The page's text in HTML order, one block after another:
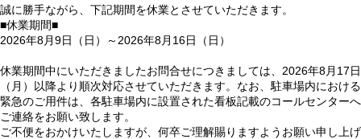
誠に勝手ながら、下記期間を休業とさせていただきます。
■休業期間■
2026年8月9日（日）～2026年8月16日（日）
休業期間中にいただきましたお問合せにつきましては、2026年8月17日
（月）以降より順次対応させていただきます。なお、駐車場内における
緊急のご用件は、各駐車場内に設置された看板記載のコールセンターへ
ご連絡をお願い致します。
ご不便をおかけいたしますが、何卒ご理解賜りますようお願い申し上げ